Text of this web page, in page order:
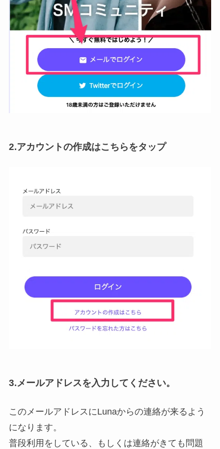
2.アカウントの作成はこちらをタップ
3.メールアドレスを入力してください。
このメールアドレスにLunaからの連絡が来るよう
になります。
普段利用をしている、もしくは連絡がきても問題